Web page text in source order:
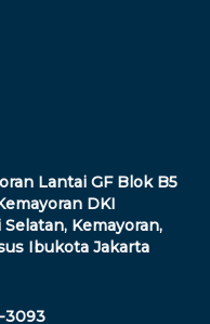
Lantai GF Blok B5
DKI
Kemayoran,
Ibukota Jakarta
3093